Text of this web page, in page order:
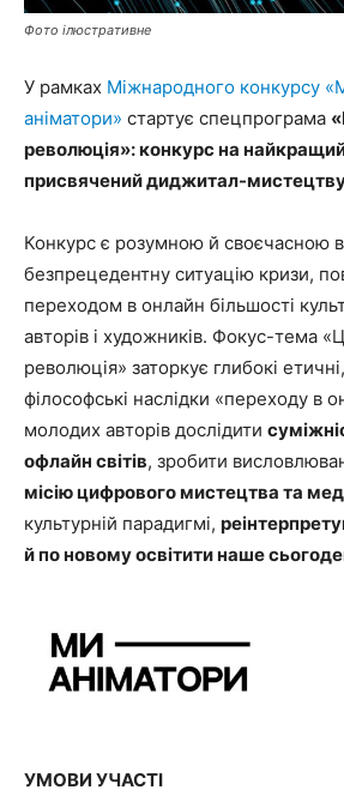
Фото ілюстративне
У рамках Міжнародного конкурсу «
аніматори» стартує спецпрограма «
революція»: конкурс на
присвячений диджитал-мистецтву
Конкурс є розумною й своєчасною
безпрецедентну ситуацію кризи,
переходом в онлайн більшості
авторів і художників. Фокус-тема
революція» заторкує глибокі
філософські наслідки «переходу в
молодих авторів дослідити
офлайн світів, зробити
місію цифрового мистецтва та
культурній парадигмі,
й по новому освітити наше
УМОВИ УЧАСТІ